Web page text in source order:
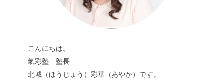
こんにちは。
氣彩塾 塾長
北城（ほうじょう）彩華（あやか）です。